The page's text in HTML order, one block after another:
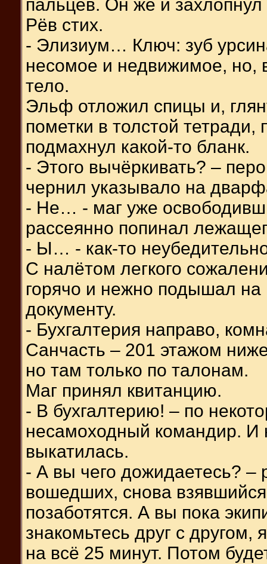
пальцев. Он же и захлопнул
Рёв стих.
- Элизиум… Ключ: зуб
несомое и недвижимое, но,
тело.
Эльф отложил спицы и,
пометки в толстой
подмахнул какой-то бланк.
- Этого вычёркивать? –
чернил указывало на
- Не… - маг уже
рассеянно попинал
- Ы… - как-то
С налётом легкого
горячо и нежно подышал на
документу.
- Бухгалтерия направо,
Санчасть – 201 этажом
но там только по талонам.
Маг принял квитанцию.
- В бухгалтерию! – по
несамоходный командир. И
выкатилась.
- А вы чего дожидаетесь? –
вошедших, снова
позаботятся. А вы пока
знакомьтесь друг с другом,
на всё 25 минут. Потом